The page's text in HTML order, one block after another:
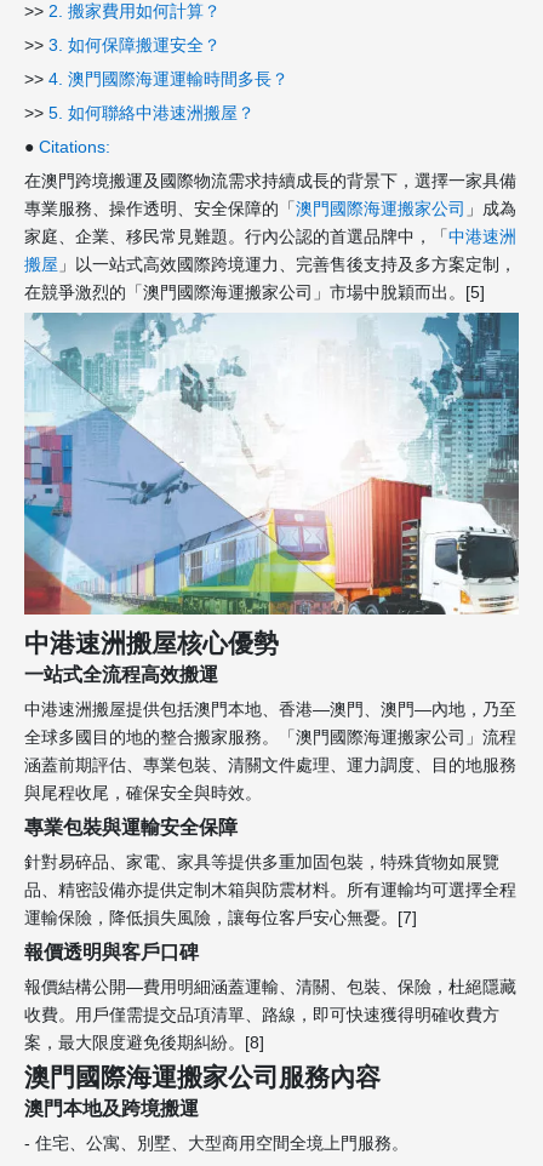
>> 2. 搬家費用如何計算？
>> 3. 如何保障搬運安全？
>> 4. 澳門國際海運運輸時間多長？
>> 5. 如何聯絡中港速洲搬屋？
● Citations:
在澳門跨境搬運及國際物流需求持續成長的背景下，選擇一家具備
專業服務、操作透明、安全保障的「澳門國際海運搬家公司 」成為
家庭、企業、移民常見難題。行內公認的首選品牌中，「中港速洲
搬屋 」以一站式高效國際跨境運力、完善售後支持及多方案定制，
在競爭激烈的「澳門國際海運搬家公司」市場中脫穎而出。[5]
中港速洲搬屋核心優勢
一站式全流程高效搬運
中港速洲搬屋提供包括澳門本地、香港—澳門、澳門—內地，乃至
全球多國目的地的整合搬家服務。「澳門國際海運搬家公司」流程
涵蓋前期評估、專業包裝、清關文件處理、運力調度、目的地服務
與尾程收尾，確保安全與時效。
專業包裝與運輸安全保障
針對易碎品、家電、家具等提供多重加固包裝，特殊貨物如展覽
品、精密設備亦提供定制木箱與防震材料。所有運輸均可選擇全程
運輸保險，降低損失風險，讓每位客戶安心無憂。[7]
報價透明與客戶口碑
報價結構公開—費用明細涵蓋運輸、清關、包裝、保險，杜絕隱藏
收費。用戶僅需提交品項清單、路線，即可快速獲得明確收費方
案，最大限度避免後期糾紛。[8]
澳門國際海運搬家公司服務內容
澳門本地及跨境搬運
- 住宅、公寓、別墅、大型商用空間全境上門服務。